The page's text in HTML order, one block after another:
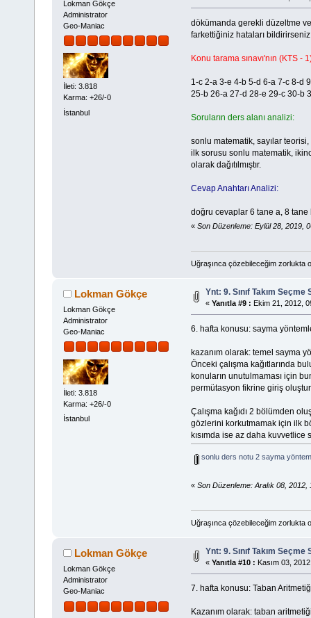
Lokman Gökçe
Administrator
Geo-Maniac
İleti: 3.818
Karma: +26/-0
İstanbul
dökümanda gerekli düzeltme
farkettiğiniz hataları
Konu tarama sınavı'nın (KTS -
1-c 2-a 3-e 4-b 5-d 6-a 7-c 8-d
25-b 26-a 27-d 28-e 29-c 30-b
Soruların ders alanı analizi:
sonlu matematik, sayılar
ilk sorusu sonlu matematik,
olarak dağıtılmıştır.
Cevap Anahtarı Analizi:
doğru cevaplar 6 tane a, 8 tane
« Son Düzenleme: Eylül 28, 2019,
Uğraşınca çözebileceğim zorlukta
Lokman Gökçe
Lokman Gökçe
Administrator
Geo-Maniac
İleti: 3.818
Karma: +26/-0
İstanbul
Ynt: 9. Sınıf Takım Seçme
« Yanıtla #9 : Ekim 21, 2012,
6. hafta konusu: sayma
kazanım olarak: temel sayma
Önceki çalışma kağıtlarında
konuların unutulmaması için
permütasyon fikrine giriş
Çalışma kağıdı 2 bölümden
gözlerini korkutmamak için ilk
kısımda ise az daha kuvvetlice
sonlu ders notu 2 sayma
« Son Düzenleme: Aralık 08,
Uğraşınca çözebileceğim zorlukta
Lokman Gökçe
Lokman Gökçe
Administrator
Geo-Maniac
Ynt: 9. Sınıf Takım Seçme
« Yanıtla #10 : Kasım 03,
7. hafta konusu: Taban
Kazanım olarak: taban